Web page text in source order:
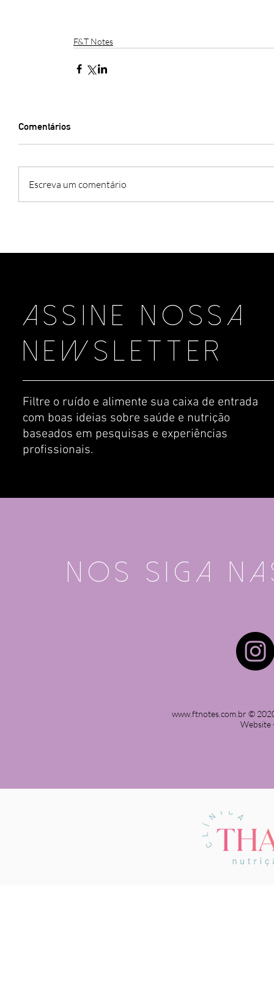
F&T Notes
Comentários
Escreva um comentário
assine nossa
newsletter
Filtre o ruído e alimente sua caixa de entrada
com boas ideias sobre saúde e nutrição
baseados em pesquisas e experiências
profissionais.
nos siga
www.ftnotes.com.br ©
Website